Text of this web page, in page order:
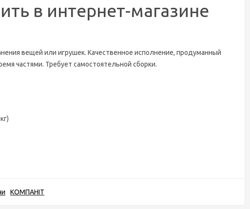
в интернет-магазине
вещей или игрушек. Качественное исполнение, продуманный
частями. Требует самостоятельной сборки.
КОМПАНІТ